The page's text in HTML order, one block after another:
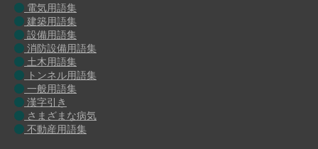
電気用語集
建築用語集
設備用語集
消防設備用語集
土木用語集
トンネル用語集
一般用語集
漢字引き
さまざまな病気
不動産用語集